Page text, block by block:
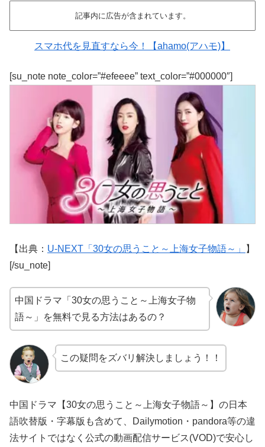
記事内に広告が含まれています。
スマホ代を見直すなら今！【ahamo(アハモ)】
[su_note note_color=”#efeeee” text_color=”#000000″]
【出典： U-NEXT「30女の思うこと～上海女子物語～」
】
[/su_note]
中国ドラマ「30女の思うこと～上海女子物
語～」を無料で見る方法はあるの？
この疑問をズバリ解決しましょう！！
中国ドラマ【30女の思うこと～上海女子物語～】の日本
語吹替版・字幕版も含めて、Dailymotion・pandora等の違
法サイトではなく公式の動画配信サービス(VOD)で安心し